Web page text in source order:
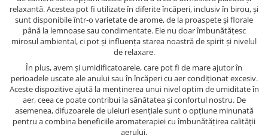
relaxantă. Acestea pot fi utilizate în diferite încăperi, inclusiv în birou, și
sunt disponibile într-o varietate de arome, de la proaspete și florale
până la lemnoase sau condimentate. Ele nu doar îmbunătățesc
mirosul ambiental, ci pot și influența starea noastră de spirit și nivelul
de relaxare.
În plus, avem și umidificatoarele, care pot fi de mare ajutor în
perioadele uscate ale anului sau în încăperi cu aer condiționat excesiv.
Aceste dispozitive ajută la menținerea unui nivel optim de umiditate în
aer, ceea ce poate contribui la sănătatea și confortul nostru. De
asemenea, difuzoarele de uleiuri esențiale sunt o opțiune minunată
pentru a combina beneficiile aromaterapiei cu îmbunătățirea calității
aerului.